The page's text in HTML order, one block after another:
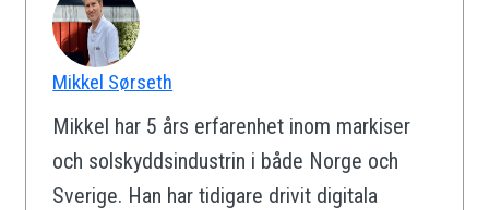
Mikkel Sørseth
Mikkel har 5 års erfarenhet inom markiser
och solskyddsindustrin i både Norge och
Sverige. Han har tidigare drivit digitala